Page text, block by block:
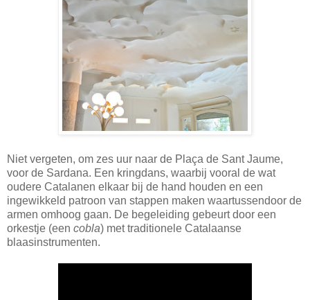
Niet vergeten, om zes uur naar de Plaça de Sant Jaume,
voor de Sardana. Een kringdans, waarbij vooral de wat
oudere Catalanen elkaar bij de hand houden en een
ingewikkeld patroon van stappen maken waartussendoor de
armen omhoog gaan. De begeleiding gebeurt door een
orkestje (een cobla) met traditionele Catalaanse
blaasinstrumenten.